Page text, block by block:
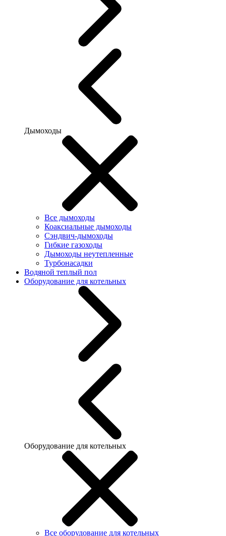
Дымоходы
Все дымоходы
Коаксиальные дымоходы
Сэндвич-дымоходы
Гибкие газоходы
Дымоходы неутепленные
Турбонасадки
Водяной теплый пол
Оборудование для котельных
Оборудование для котельных
Все оборудование для котельных